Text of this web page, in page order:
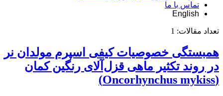
تماس با ما
English
تعداد مقالات: 1
همبستگی خصوصیات کیفی اسپرم مولدان نر
در روند تکثیر ماهی قزل‌آلای رنگین کمان
(Oncorhynchus mykiss)